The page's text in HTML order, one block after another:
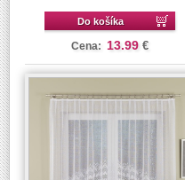
Do košíka
Cena: 13.99 €